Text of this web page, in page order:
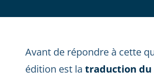
Avant de répondre à cette
édition est la traduction du